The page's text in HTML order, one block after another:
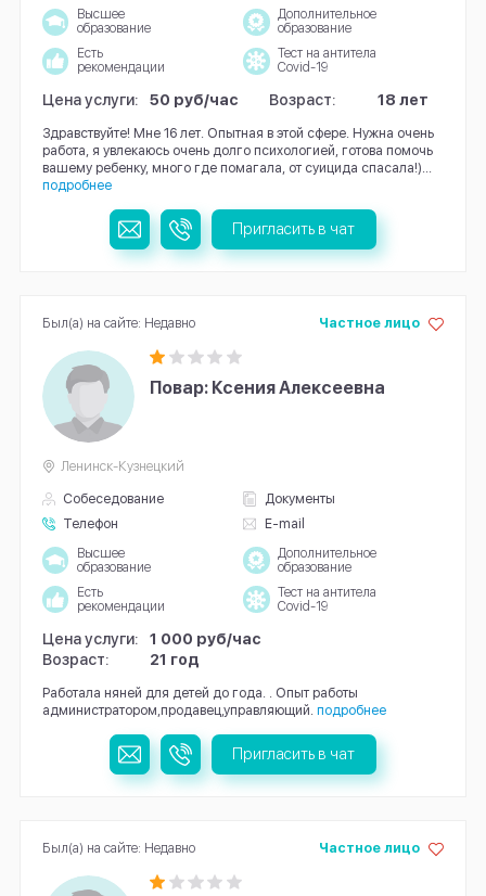
Высшее
образование
Дополнительное
образование
Есть
рекомендации
Тест на антитела
Covid-19
Цена услуги: 50 руб/час Возраст: 18 лет
Здравствуйте! Мне 16 лет. Опытная в этой сфере. Нужна очень
работа, я увлекаюсь очень долго психологией, готова помочь
вашему ребенку, много где помагала, от суицида спасала!)...
подробнее
Пригласить в чат
Повар: Ксения Алексеевна
Собеседование
Документы
Телефон
E-mail
Частное лицо
Ленинск-Кузнецкий
Высшее
образование
Дополнительное
образование
Есть
рекомендации
Тест на антитела
Covid-19
Цена услуги:
1 000 руб/час
Возраст:
21 год
Работала няней для детей до года. . Опыт работы
администратором,продавец,управляющий. подробнее
Был(а) на сайте: Недавно
Пригласить в чат
Частное лицо
Был(а) на сайте: Недавно